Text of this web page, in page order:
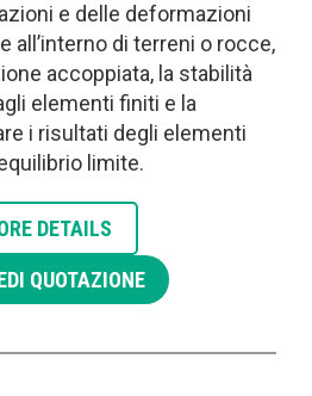
e delle deformazioni
all’interno di terreni o rocce,
accoppiata, la stabilità
elementi finiti e la
i risultati degli elementi
limite.
DETAILS
QUOTAZIONE